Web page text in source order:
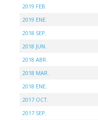
2019 FEB.
2019 ENE.
2018 SEP.
2018 JUN.
2018 ABR.
2018 MAR.
2018 ENE.
2017 OCT.
2017 SEP.